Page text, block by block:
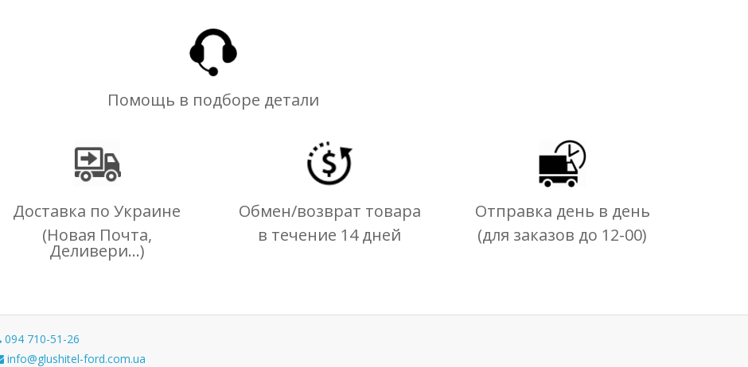
Помощь в подборе детали
Доставка по Украине
(Новая Почта,
Деливери...)
Обмен/возврат товара
в течение 14 дней
Отправка день в день
(для заказов до 12-00)
094 710-51-26
info@glushitel-ford.com.ua